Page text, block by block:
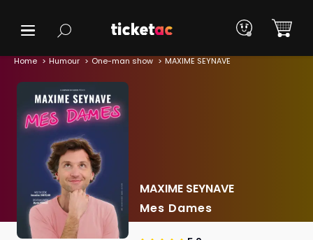
Home Humour One-man show MAXIME SEYNAVE
MAXIME SEYNAVE
Mes Dames